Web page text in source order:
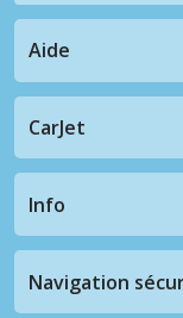
Aide
CarJet
Info
Navigation